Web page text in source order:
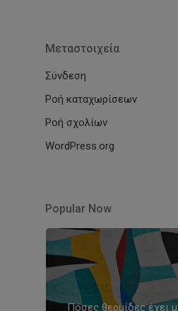
Μεταστοιχεία
Σύνδεση
Ροή καταχωρίσεων
Ροή σχολίων
WordPress.org
Popular Now
Πόσες θερμίδες έχει